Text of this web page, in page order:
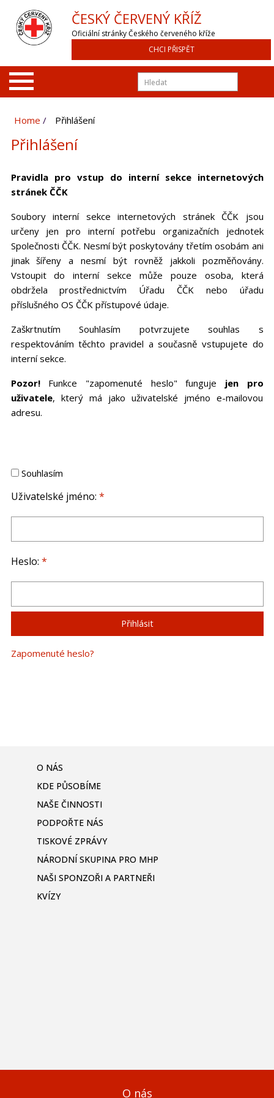
ČESKÝ ČERVENÝ KŘÍŽ
Oficiální stránky Českého červeného kříže
CHCI PŘISPĚT
Home Přihlášení
Přihlášení
Pravidla pro vstup do interní sekce internetových
stránek ČČK
Soubory interní sekce internetových stránek ČČK jsou
určeny jen pro interní potřebu organizačních jednotek
Společnosti ČČK. Nesmí být poskytovány třetím osobám ani
jinak šířeny a nesmí být rovněž jakkoli pozměňovány.
Vstoupit do interní sekce může pouze osoba, která
obdržela prostřednictvím Úřadu ČČK nebo úřadu
příslušného OS ČČK přístupové údaje.
Zaškrtnutím Souhlasím potvrzujete souhlas s
respektováním těchto pravidel a současně vstupujete do
interní sekce.
Pozor!Funkce "zapomenuté heslo" funguje jen pro
uživatele, který má jako uživatelské jméno e-mailovou
adresu.
Souhlasím
Uživatelské jméno: *
Heslo: *
Zapomenuté heslo?
O NÁS
KDE PŮSOBÍME
NAŠE ČINNOSTI
PODPOŘTE NÁS
TISKOVÉ ZPRÁVY
NÁRODNÍ SKUPINA PRO MHP
NAŠI SPONZOŘI A PARTNEŘI
KVÍZY
O nás